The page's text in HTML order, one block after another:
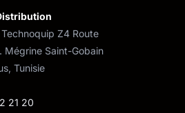
Z4 Route
Mégrine Saint-Gobain
Tunisie
21 20